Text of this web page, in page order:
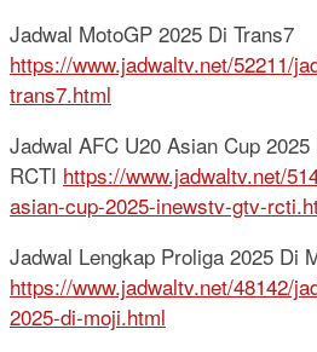
Jadwal MotoGP 2025 Di Trans7
https://www.jadwaltv.net/52211/
trans7.html
Jadwal AFC U20 Asian Cup
RCTI https://www.jadwaltv.net/
asian-cup-2025-inewstv-gtv-
Jadwal Lengkap Proliga 2025 Di
https://www.jadwaltv.net/48142/
2025-di-moji.html